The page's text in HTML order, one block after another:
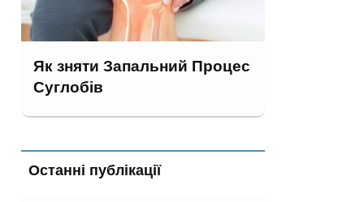
Як зняти Запальний Процес
Суглобів
Останні публікації